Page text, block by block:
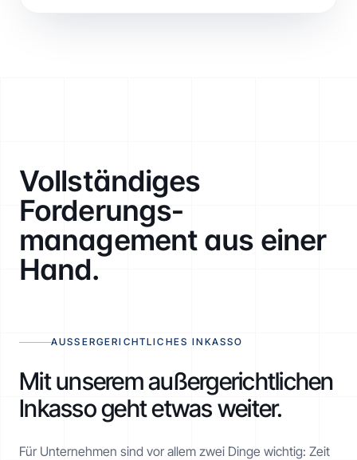
Vollständiges
Forderungs­
management aus einer
Hand.
AUSSERGERICHTLICHES INKASSO
Mit unserem außergerichtlichen
Inkasso geht etwas weiter.
Für Unternehmen sind vor allem zwei Dinge wichtig: Zeit